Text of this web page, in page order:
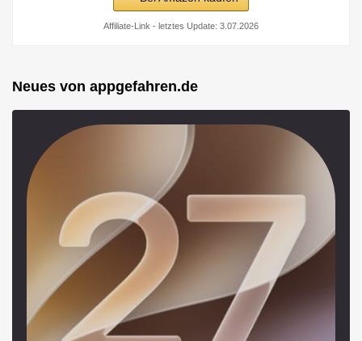
Affiliate-Link - letztes Update: 3.07.2026
Neues von appgefahren.de